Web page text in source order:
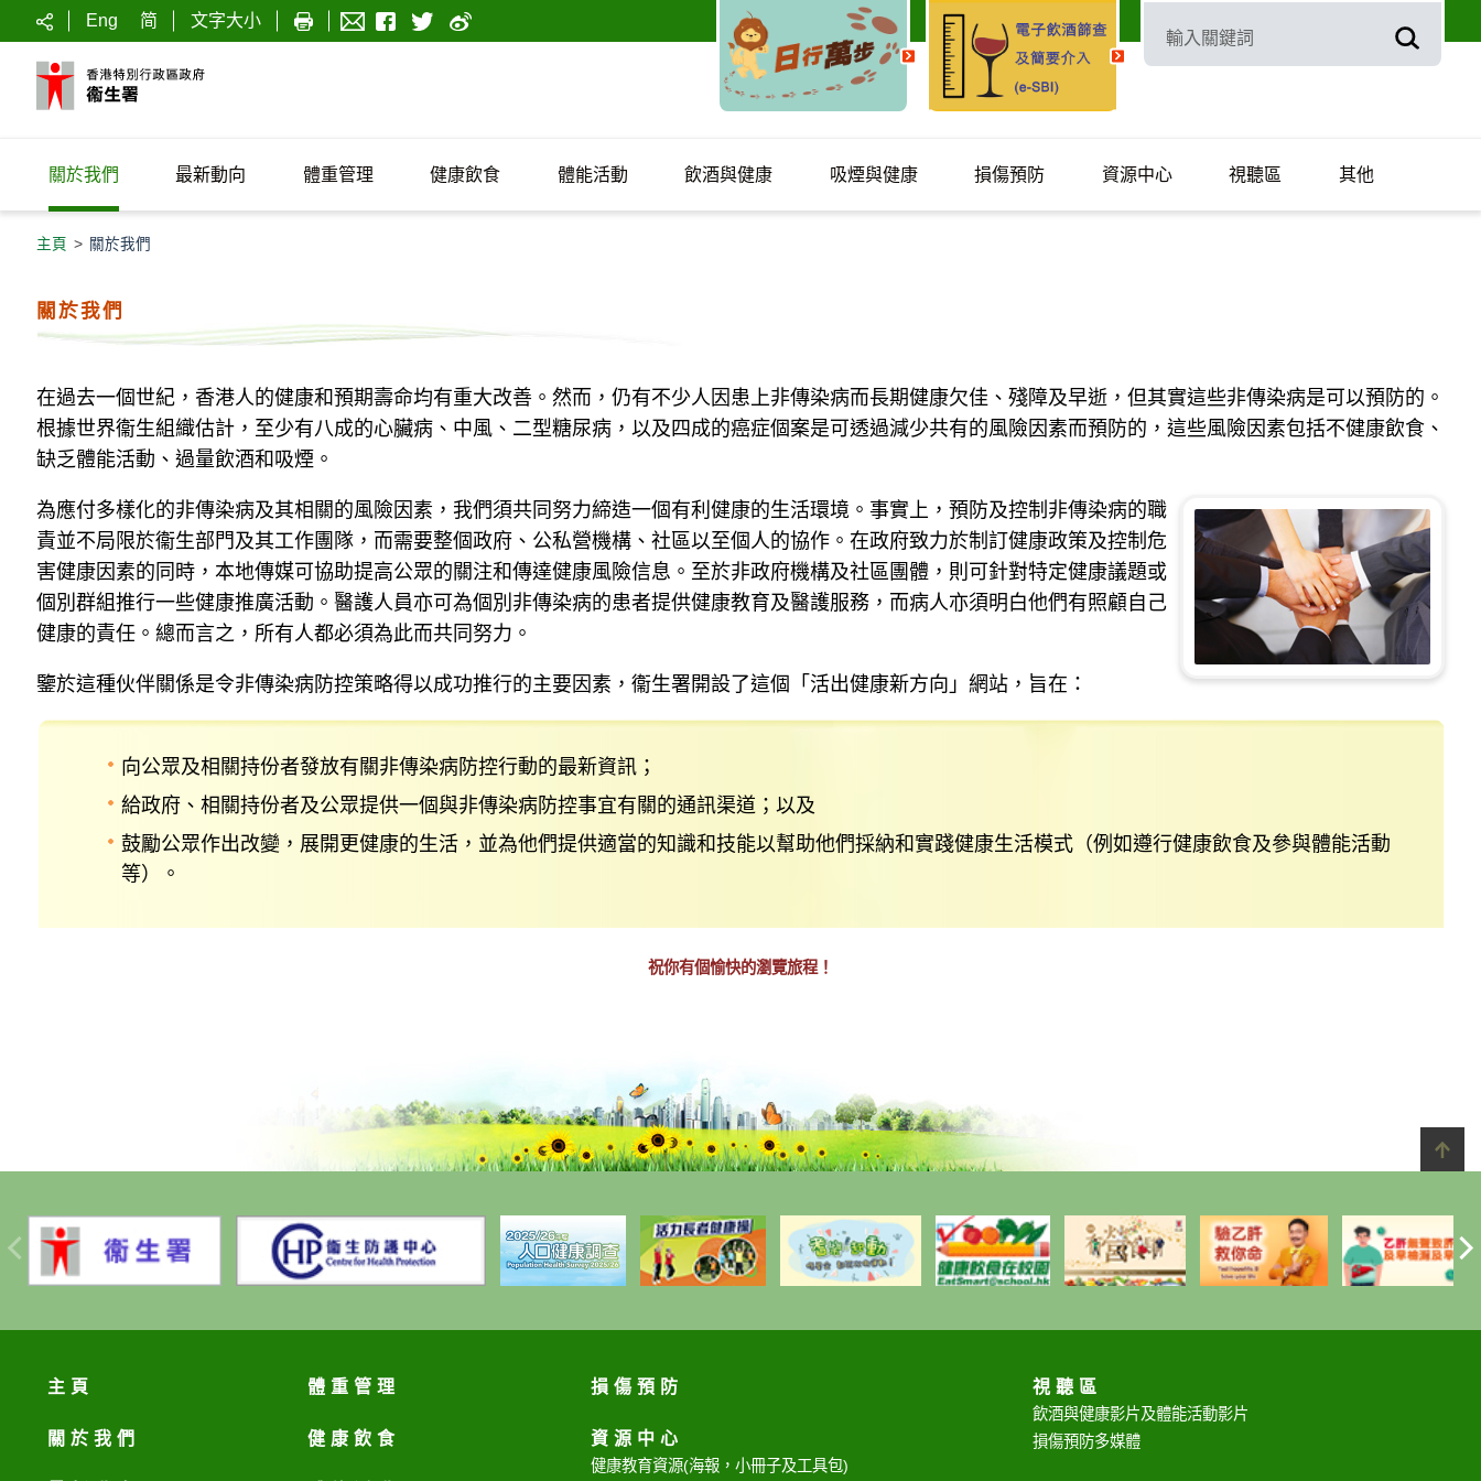
Eng 简 文字大小
關於我們 最新動向 體重管理 健康飲食 體能活動 飲酒與健康 吸煙與健康 損傷預防 資源中心 視聽區 其他
主頁 > 關於我們
關於我們
在過去一個世紀，香港人的健康和預期壽命均有重大改善。然而，仍有不少人因患上非傳染病而長期健康欠佳、殘障及早逝，但其實這些非傳染病是可以預防的。
根據世界衞生組織估計，至少有八成的心臟病、中風、二型糖尿病，以及四成的癌症個案是可透過減少共有的風險因素而預防的，這些風險因素包括不健康飲食、
缺乏體能活動、過量飲酒和吸煙。
為應付多樣化的非傳染病及其相關的風險因素，我們須共同努力締造一個有利健康的生活環境。事實上，預防及控制非傳染病的職
責並不局限於衞生部門及其工作團隊，而需要整個政府、公私營機構、社區以至個人的協作。在政府致力於制訂健康政策及控制危
害健康因素的同時，本地傳媒可協助提高公眾的關注和傳達健康風險信息。至於非政府機構及社區團體，則可針對特定健康議題或
個別群組推行一些健康推廣活動。醫護人員亦可為個別非傳染病的患者提供健康教育及醫護服務，而病人亦須明白他們有照顧自己
健康的責任。總而言之，所有人都必須為此而共同努力。
鑒於這種伙伴關係是令非傳染病防控策略得以成功推行的主要因素，衞生署開設了這個「活出健康新方向」網站，旨在：
向公眾及相關持份者發放有關非傳染病防控行動的最新資訊；
給政府、相關持份者及公眾提供一個與非傳染病防控事宜有關的通訊渠道；以及
鼓勵公眾作出改變，展開更健康的生活，並為他們提供適當的知識和技能以幫助他們採納和實踐健康生活模式（例如遵行健康飲食及參與體能活動
等）。
祝你有個愉快的瀏覽旅程！
主頁
關於我們
體重管理
健康飲食
損傷預防
資源中心
健康教育資源(海報，小冊子及工具包)
視聽區
飲酒與健康影片及體能活動影片
損傷預防多媒體